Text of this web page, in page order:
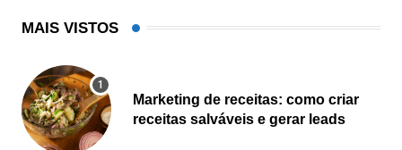
MAIS VISTOS
Marketing de receitas: como criar
receitas salváveis e gerar leads